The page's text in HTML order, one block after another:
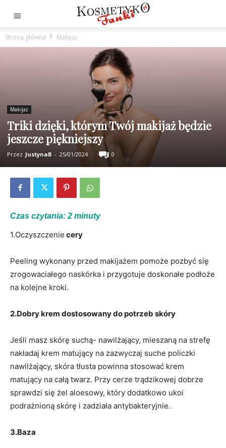
Strona główna Makijaż
Makijaż
Triki dzięki, którym Twój makijaż będzie
jeszcze piękniejszy
Przez JustynaB - 25/01/2024 0
Czas czytania: 2 minuty
1.Oczyszczenie cery
Peeling wykonany przed makijażem pomoże pozbyć się
zrogowaciałego naskórka i przygotuje doskonałe podłoże
na kolejne kroki.
2.Dobry krem dostosowany do potrzeb skóry
Jeśli masz skórę suchą- nawilżający, mieszaną na strefę
nakładaj krem matujący na zazwyczaj suche policzki
nawilżający, skóra tłusta powinna stosować krem
matujący na całą twarz. Przy cerze trądzikowej dobrze
sprawdzi się żel aloesowy, który dodatkowo ukoi
podrażnioną skórę i zadziała antybakteryjnie.
3.Baza